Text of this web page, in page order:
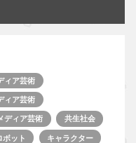
ィア芸術
ィア芸術
ディア芸術 共生社会
ボット キャラクター